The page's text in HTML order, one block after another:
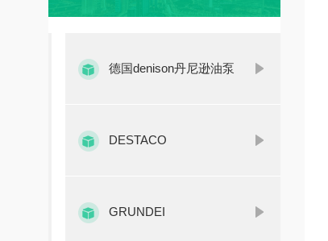
德国denison丹尼逊油泵
DESTACO
GRUNDEI